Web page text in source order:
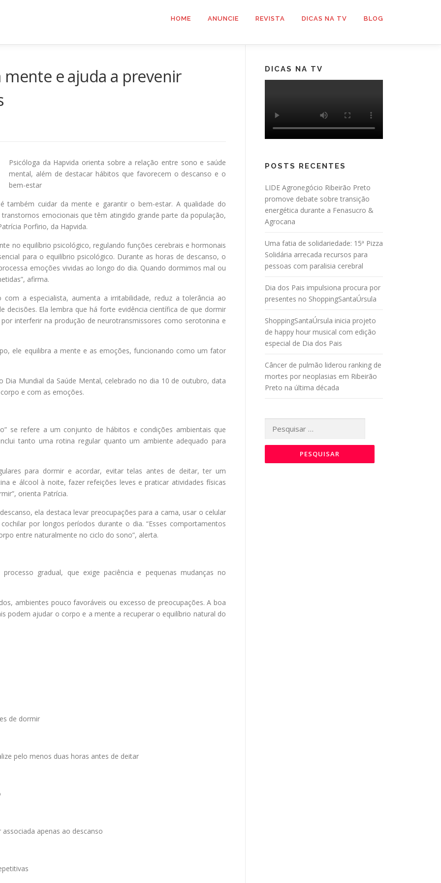
HOME ANUNCIE REVISTA DICAS NA TV BLOG
e ajuda a prevenir
Psicóloga da Hapvida orienta sobre a relação entre sono e saúde
mental, além de destacar hábitos que favorecem o descanso e o
bem-estar
cuidar da mente e garantir o bem-estar. A qualidade do
emocionais que têm atingido grande parte da população,
Porfirio, da Hapvida.
no equilíbrio psicológico, regulando funções cerebrais e hormonais
para o equilíbrio psicológico. Durante as horas de descanso, o
emoções vividas ao longo do dia. Quando dormimos mal ou
afirma.
a especialista, aumenta a irritabilidade, reduz a tolerância ao
decisões. Ela lembra que há forte evidência científica de que dormir
interferir na produção de neurotransmissores como serotonina e
ele equilibra a mente e as emoções, funcionando como um fator
Dia Mundial da Saúde Mental, celebrado no dia 10 de outubro, data
e com as emoções.
se refere a um conjunto de hábitos e condições ambientais que
tanto uma rotina regular quanto um ambiente adequado para
para dormir e acordar, evitar telas antes de deitar, ter um
e álcool à noite, fazer refeições leves e praticar atividades físicas
orienta Patrícia.
ela destaca levar preocupações para a cama, usar o celular
por longos períodos durante o dia. “Esses comportamentos
entre naturalmente no ciclo do sono”, alerta.
gradual, que exige paciência e pequenas mudanças no
ambientes pouco favoráveis ou excesso de preocupações. A boa
podem ajudar o corpo e a mente a recuperar o equilíbrio natural do
de dormir
pelo menos duas horas antes de deitar
apenas ao descanso
DICAS NA TV
POSTS RECENTES
LIDE Agronegócio Ribeirão Preto
promove debate sobre transição
energética durante a Fenasucro &
Agrocana
Uma fatia de solidariedade: 15ª Pizza
Solidária arrecada recursos para
pessoas com paralisia cerebral
Dia dos Pais impulsiona procura por
presentes no ShoppingSantaÚrsula
ShoppingSantaÚrsula inicia projeto
de happy hour musical com edição
especial de Dia dos Pais
Câncer de pulmão liderou ranking de
mortes por neoplasias em Ribeirão
Preto na última década
por: